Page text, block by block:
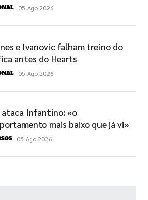
05 Ago 2026
e Ivanovic falham treino do
antes do Hearts
05 Ago 2026
ataca Infantino: «o
mais baixo que já vi»
05 Ago 2026